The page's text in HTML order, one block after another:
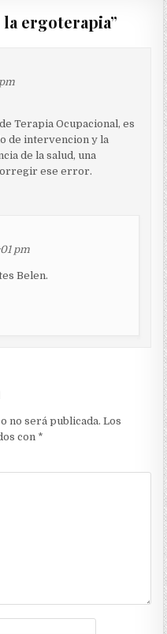
la ergoterapia”
Terapia Ocupacional, es
de intervencion y la
de la salud, una
ese error.
pm
Belen.
no será publicada. Los
con *